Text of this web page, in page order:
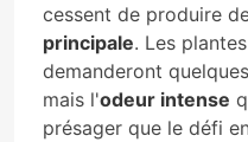
cessent de produire
principale. Les
demanderont
mais l'odeur intense
présager que le défi